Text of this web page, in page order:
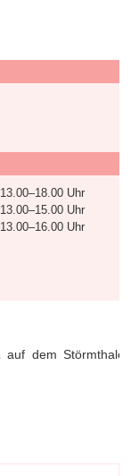
13.00–18.00 Uhr
13.00–15.00 Uhr
13.00–16.00 Uhr
auf dem Störmthaler